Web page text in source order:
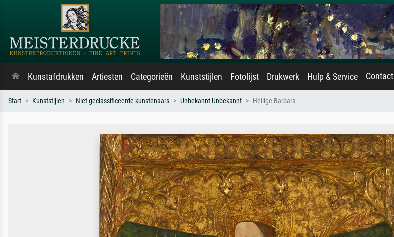
Kunstafdrukken Artiesten Categorieën Kunststijlen Fotolijst Drukwerk Hulp & Service Contact
Start Kunststijlen Niet geclassificeerde kunstenaars Unbekannt Unbekannt Heilige Barbara